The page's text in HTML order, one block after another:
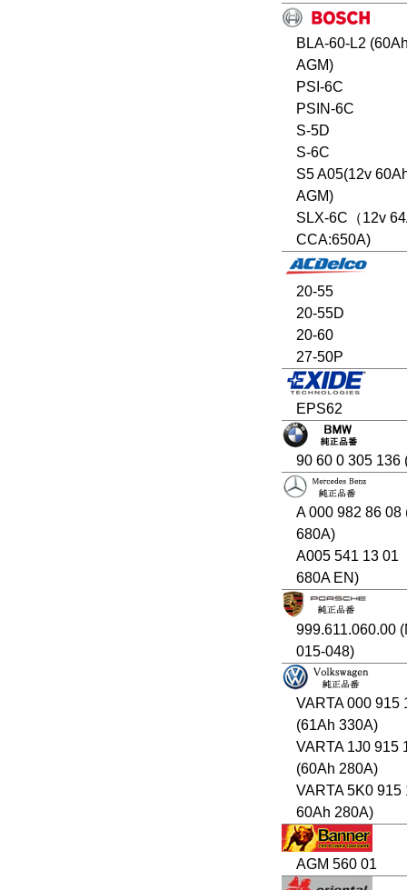
BLA-60-L2
AGM)
PSI-6C
PSIN-6C
S-5D
S-6C
S5 A05(12v
AGM)
SLX-6C（12v
CCA:650A)
20-55
20-55D
20-60
27-50P
EPS62
90 60 0 305 136
A 000 982 86 08
680A)
A005 541 13 01
680A EN)
999.611.060.00
015-048)
VARTA 000 915
(61Ah 330A)
VARTA 1J0 915
(60Ah 280A)
VARTA 5K0 915
60Ah 280A)
AGM 560 01